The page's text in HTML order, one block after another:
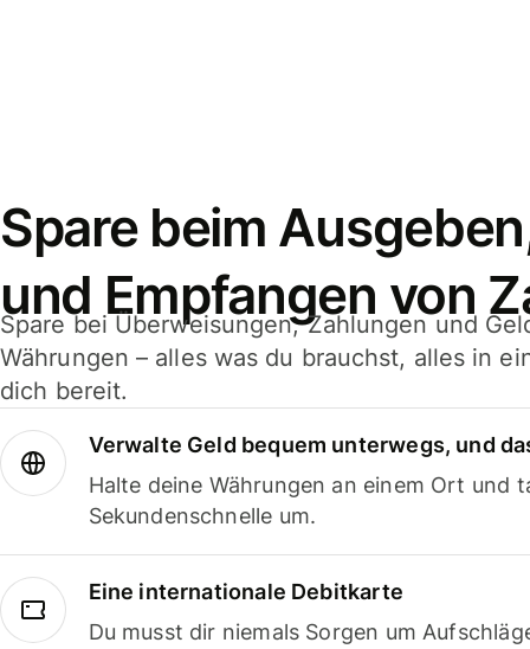
Spare beim
und Empfangen von
Spare bei Überweisungen, Zahlungen und
Währungen – alles was du brauchst, alles in
dich bereit.
Verwalte Geld bequem unterwegs, und
Halte deine Währungen an einem Ort und
Sekundenschnelle um.
Eine internationale Debitkarte
Du musst dir niemals Sorgen um